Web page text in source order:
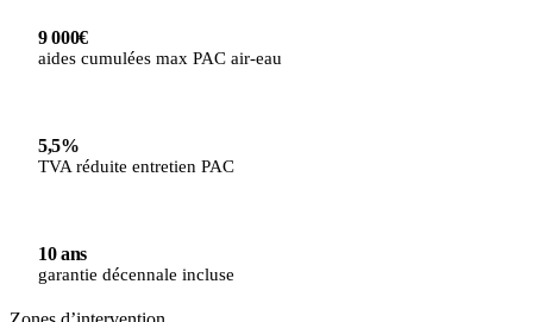
9 000€
aides cumulées max PAC air-eau
5,5%
TVA réduite entretien PAC
10 ans
garantie décennale incluse